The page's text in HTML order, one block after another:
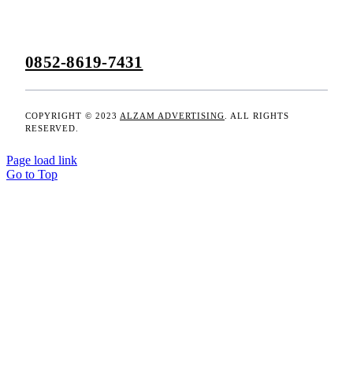
0852-8619-7431
COPYRIGHT © 2023 ALZAM ADVERTISING . ALL RIGHTS
RESERVED.
Page load link
Go to Top